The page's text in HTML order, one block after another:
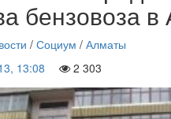
бензовоза
/ Социум / Алматы
13:08
2 303